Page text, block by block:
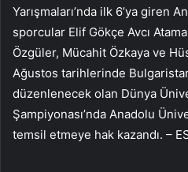
Yarışmaları’nda ilk 6’ya giren
sporcular Elif Gökçe Avcı
Özgüler, Mücahit Özkaya ve
Ağustos tarihlerinde
düzenlenecek olan Dünya
Şampiyonası’nda Anadolu
temsil etmeye hak kazandı. –